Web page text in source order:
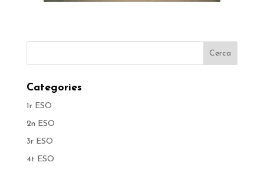
Categories
1r ESO
2n ESO
3r ESO
4t ESO